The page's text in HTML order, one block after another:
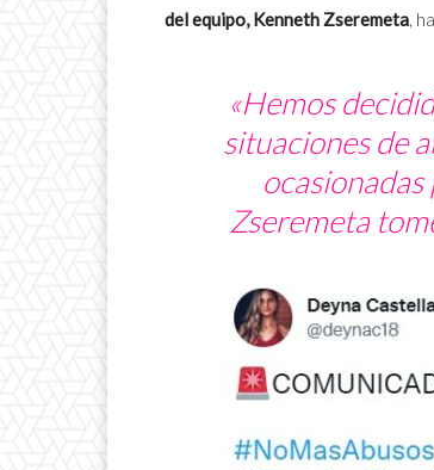
del equipo, Kenneth Zseremeta,
«Hemos
situaciones de
Zseremeta